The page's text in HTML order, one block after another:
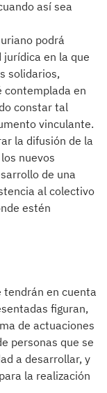
así sea
podrá
en la que
solidarios,
contemplada en
constar tal
vinculante.
la difusión de la
nuevos
de una
al colectivo
estén
tendrán en cuenta
figuran,
de actuaciones
personas que se
a desarrollar, y
la realización